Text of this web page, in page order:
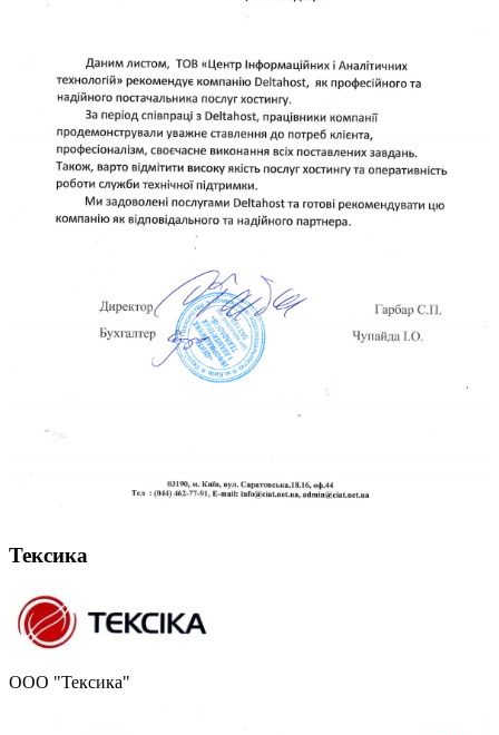
Тексика
ООО "Тексика"